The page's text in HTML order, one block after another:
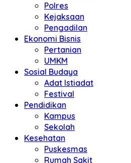
Polres
Kejaksaan
Pengadilan
Ekonomi Bisnis
Pertanian
UMKM
Sosial Budaya
Adat Istiadat
Festival
Pendidikan
Kampus
Sekolah
Kesehatan
Puskesmas
Rumah Sakit